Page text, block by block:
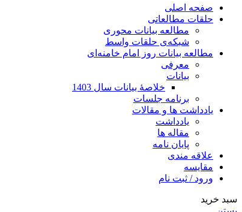
صفحه اصلی
حلقات مطالعاتی
مطالعه بیانات محوری
شبکه‌ی حلقات واسط
مطالعه بیانات روز امام خامنه‌ای
معرفی
بیانات
خلاصۀ بیانات سال 1403
برنامه جلسات
یادداشت ها و مقالات
یادداشت
مقاله ها
پایان نامه
علاقه مندی
مقایسه
ورود / ثبت نام
سبد خرید